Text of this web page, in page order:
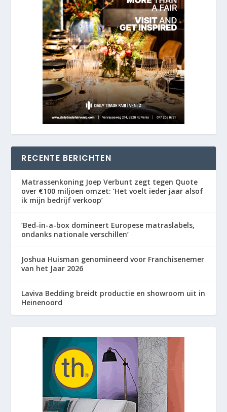
RECENTE BERICHTEN
Matrassenkoning Joep Verbunt zegt tegen Quote
over €100 miljoen omzet: ‘Het voelt ieder jaar alsof
ik mijn bedrijf verkoop’
‘Bed-in-a-box domineert Europese matraslabels,
ondanks nationale verschillen’
Joshua Huisman genomineerd voor Franchisenemer
van het Jaar 2026
Laviva Bedding breidt productie en showroom uit in
Heinenoord